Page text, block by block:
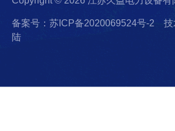
备案号：苏ICP备2020069524号-2
技
陆